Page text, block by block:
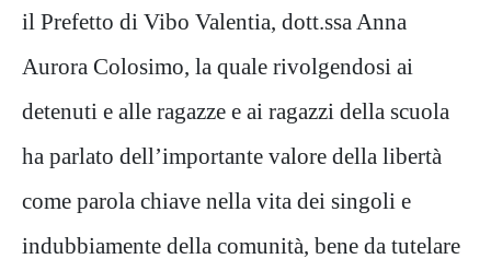
il Prefetto di Vibo Valentia, dott.ssa Anna
Aurora Colosimo, la quale rivolgendosi ai
detenuti e alle ragazze e ai ragazzi della scuola
ha parlato dell’importante valore della libertà
come parola chiave nella vita dei singoli e
indubbiamente della comunità, bene da tutelare